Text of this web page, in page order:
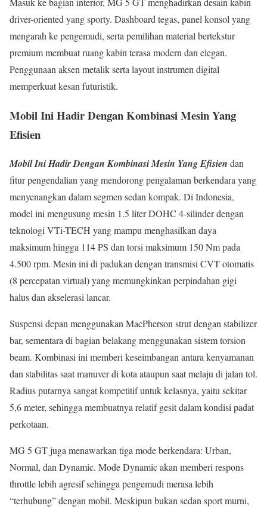
driver-oriented yang sporty. Dashboard tegas, panel konsol yang
mengarah ke pengemudi, serta pemilihan material bertekstur
premium membuat ruang kabin terasa modern dan elegan.
Penggunaan aksen metalik serta layout instrumen digital
memperkuat kesan futuristik.
Mobil Ini Hadir Dengan Kombinasi Mesin Yang
Efisien
Mobil Ini Hadir Dengan Kombinasi Mesin Yang Efisien dan
fitur pengendalian yang mendorong pengalaman berkendara yang
menyenangkan dalam segmen sedan kompak. Di Indonesia,
model ini mengusung mesin 1.5 liter DOHC 4-silinder dengan
teknologi VTi-TECH yang mampu menghasilkan daya
maksimum hingga 114 PS dan torsi maksimum 150 Nm pada
4.500 rpm. Mesin ini di padukan dengan transmisi CVT otomatis
(8 percepatan virtual) yang memungkinkan perpindahan gigi
halus dan akselerasi lancar.
Suspensi depan menggunakan MacPherson strut dengan stabilizer
bar, sementara di bagian belakang menggunakan sistem torsion
beam. Kombinasi ini memberi keseimbangan antara kenyamanan
dan stabilitas saat manuver di kota ataupun saat melaju di jalan tol.
Radius putarnya sangat kompetitif untuk kelasnya, yaitu sekitar
5,6 meter, sehingga membuatnya relatif gesit dalam kondisi padat
perkotaan.
MG 5 GT juga menawarkan tiga mode berkendara: Urban,
Normal, dan Dynamic. Mode Dynamic akan memberi respons
throttle lebih agresif sehingga pengemudi merasa lebih
“terhubung” dengan mobil. Meskipun bukan sedan sport murni,